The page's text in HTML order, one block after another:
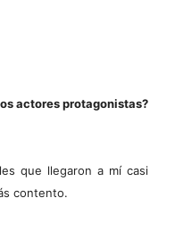
actores protagonistas?
que llegaron a mí casi
contento.